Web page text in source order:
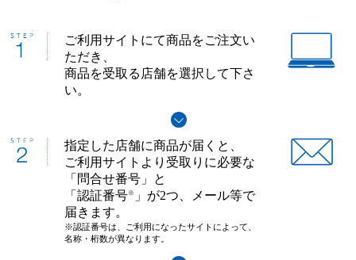
ご利用サイトにて商品をご注文い
ただき、
商品を受取る店舗を選択して下さ
い。
指定した店舗に商品が届くと、
ご利用サイトより受取りに必要な
「問合せ番号」と
「認証番号※
」が2つ、メール等で
届きます。
※認証番号は、ご利用になったサイトによって、
名称・桁数が異なります。